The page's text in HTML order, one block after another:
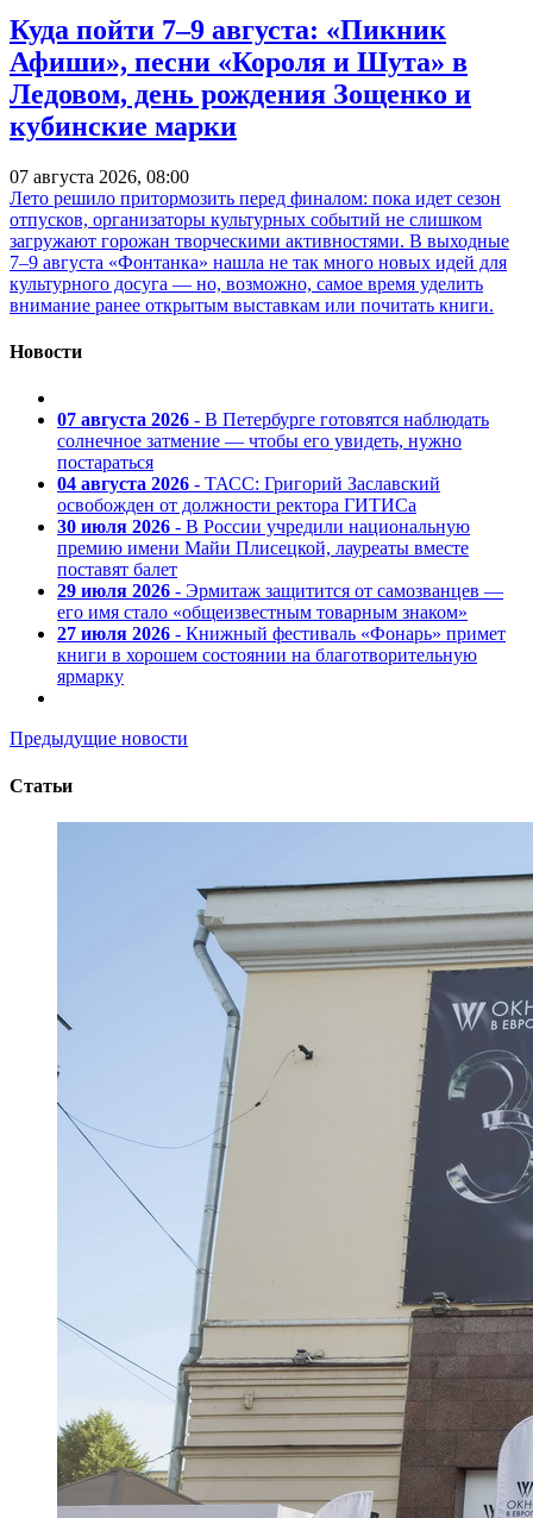
Куда пойти 7–9 августа: «Пикник
Афиши», песни «Короля и Шута» в
Ледовом, день рождения Зощенко и
кубинские марки
07 августа 2026, 08:00
Лето решило притормозить перед финалом: пока идет сезон
отпусков, организаторы культурных событий не слишком
загружают горожан творческими активностями. В выходные
7–9 августа «Фонтанка» нашла не так много новых идей для
культурного досуга — но, возможно, самое время уделить
внимание ранее открытым выставкам или почитать книги.
Новости
07 августа 2026 - В Петербурге готовятся наблюдать
солнечное затмение — чтобы его увидеть, нужно
постараться
04 августа 2026 - ТАСС: Григорий Заславский
освобожден от должности ректора ГИТИСа
30 июля 2026 - В России учредили национальную
премию имени Майи Плисецкой, лауреаты вместе
поставят балет
29 июля 2026 - Эрмитаж защитится от самозванцев —
его имя стало «общеизвестным товарным знаком»
27 июля 2026 - Книжный фестиваль «Фонарь» примет
книги в хорошем состоянии на благотворительную
ярмарку
Предыдущие новости
Статьи